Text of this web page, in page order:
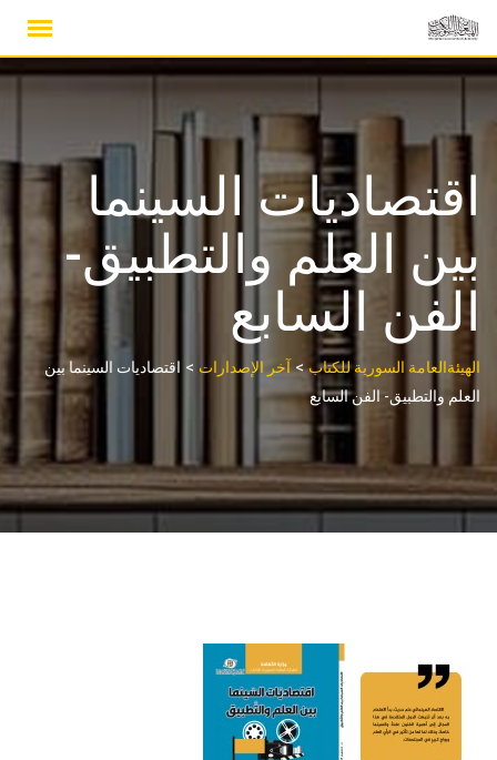
content
اقتصاديات السينما
بين العلم والتطبيق-
الفن السابع
الهيئةالعامة السورية للكتاب>آخر الإصدارات > اقتصاديات السينما بين
العلم والتطبيق- الفن السابع